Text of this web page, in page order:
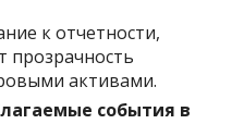
к отчетности,
прозрачность
активами.
события в